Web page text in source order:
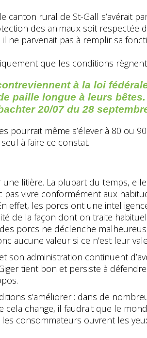
canton rural de St-Gall s’avérait
des animaux soit
parvenait pas à remplir sa
quelles conditions
à la loi
paille longue à leurs bêtes.
20/07 du 28
pourrait même s’élever à 80 ou
à faire ce constat.
litière. La plupart du temps,
vivre conformément aux
effet, les porcs ont une
de la façon dont on traite
porcs ne déclenche
aucune valeur si ce n’est leur
son administration continuent
tient bon et persiste à
s’améliorer : dans de
change, il faudrait que le
consommateurs ouvrent les